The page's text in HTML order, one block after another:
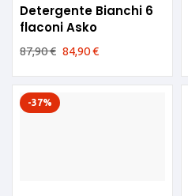
Detergente Bianchi 6
flaconi Asko
87,90€ 84,90€
-37%